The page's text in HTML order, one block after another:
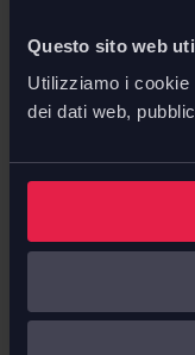
Questo sito web
Utilizziamo i
dei dati web,